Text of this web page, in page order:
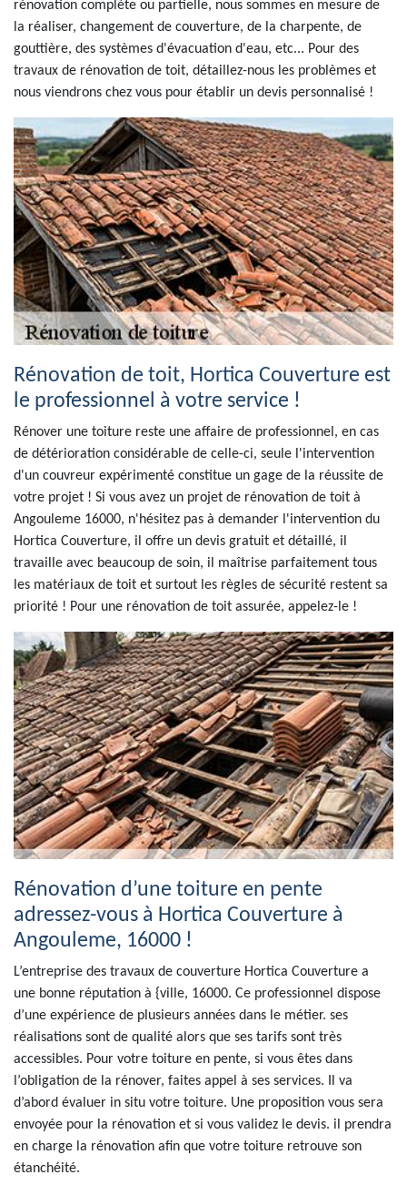
rénovation complète ou partielle, nous sommes en mesure de
la réaliser, changement de couverture, de la charpente, de
gouttière, des systèmes d'évacuation d'eau, etc... Pour des
travaux de rénovation de toit, détaillez-nous les problèmes et
nous viendrons chez vous pour établir un devis personnalisé !
Rénovation de toit, Hortica Couverture est
le professionnel à votre service !
Rénover une toiture reste une affaire de professionnel, en cas
de détérioration considérable de celle-ci, seule l'intervention
d'un couvreur expérimenté constitue un gage de la réussite de
votre projet ! Si vous avez un projet de rénovation de toit à
Angouleme 16000, n'hésitez pas à demander l'intervention du
Hortica Couverture, il offre un devis gratuit et détaillé, il
travaille avec beaucoup de soin, il maîtrise parfaitement tous
les matériaux de toit et surtout les règles de sécurité restent sa
priorité ! Pour une rénovation de toit assurée, appelez-le !
Rénovation d’une toiture en pente
adressez-vous à Hortica Couverture à
Angouleme, 16000 !
L’entreprise des travaux de couverture Hortica Couverture a
une bonne réputation à {ville, 16000. Ce professionnel dispose
d’une expérience de plusieurs années dans le métier. ses
réalisations sont de qualité alors que ses tarifs sont très
accessibles. Pour votre toiture en pente, si vous êtes dans
l’obligation de la rénover, faites appel à ses services. Il va
d’abord évaluer in situ votre toiture. Une proposition vous sera
envoyée pour la rénovation et si vous validez le devis. il prendra
en charge la rénovation afin que votre toiture retrouve son
étanchéité.